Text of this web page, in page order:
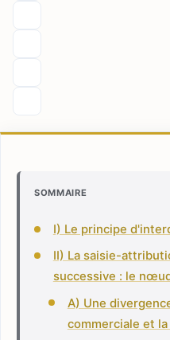
SOMMAIRE
I) Le principe
II) La saisie-
successive : le
A) Une
commerciale et